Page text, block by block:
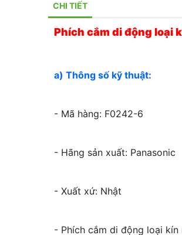
CHI TIẾT
Phích cắm di động loại
a) Thông số kỹ thuật:
- Mã hàng: F0242-6
- Hãng sản xuất: Panasonic
- Xuất xứ: Nhật
- Phích cắm di động loại kín